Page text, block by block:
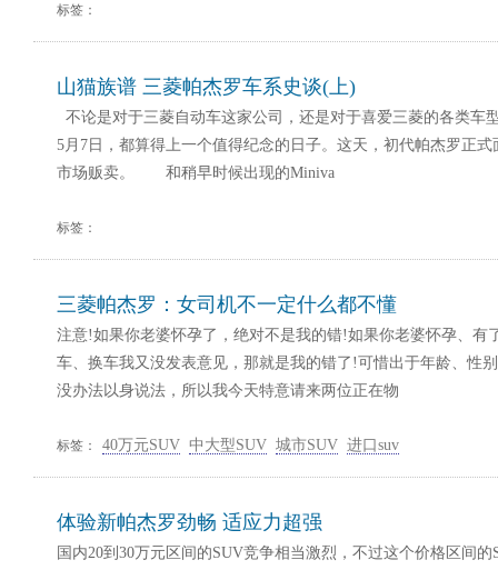
标签：
山猫族谱 三菱帕杰罗车系史谈(上)
不论是对于三菱自动车这家公司，还是对于喜爱三菱的各类车
5月7日，都算得上一个值得纪念的日子。这天，初代帕杰罗正
市场贩卖。 和稍早时候出现的Miniva
标签：
三菱帕杰罗：女司机不一定什么都不懂
注意!如果你老婆怀孕了，绝对不是我的错!如果你老婆怀孕、有
车、换车我又没发表意见，那就是我的错了!可惜出于年龄、性
没办法以身说法，所以我今天特意请来两位正在物
标签： 40万元SUV 中大型SUV 城市SUV 进口suv
体验新帕杰罗劲畅 适应力超强
国内20到30万元区间的SUV竞争相当激烈，不过这个价格区间